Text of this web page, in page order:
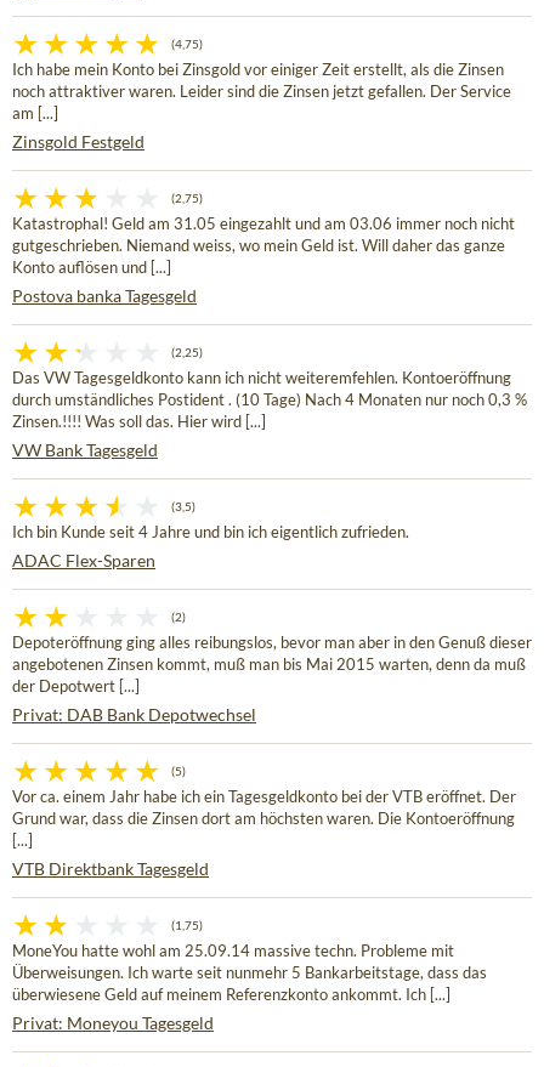
(4,75)
Ich habe mein Konto bei Zinsgold vor einiger Zeit erstellt, als die Zinsen
noch attraktiver waren. Leider sind die Zinsen jetzt gefallen. Der Service
am [...]
Zinsgold Festgeld
(2,75)
Katastrophal! Geld am 31.05 eingezahlt und am 03.06 immer noch nicht
gutgeschrieben. Niemand weiss, wo mein Geld ist. Will daher das ganze
Konto auflösen und [...]
Postova banka Tagesgeld
(2,25)
Das VW Tagesgeldkonto kann ich nicht weiteremfehlen. Kontoeröffnung
durch umständliches Postident . (10 Tage) Nach 4 Monaten nur noch 0,3 %
Zinsen.!!!! Was soll das. Hier wird [...]
VW Bank Tagesgeld
(3,5)
Ich bin Kunde seit 4 Jahre und bin ich eigentlich zufrieden.
ADAC Flex-Sparen
(2)
Depoteröffnung ging alles reibungslos, bevor man aber in den Genuß dieser
angebotenen Zinsen kommt, muß man bis Mai 2015 warten, denn da muß
der Depotwert [...]
Privat: DAB Bank Depotwechsel
(5)
Vor ca. einem Jahr habe ich ein Tagesgeldkonto bei der VTB eröffnet. Der
Grund war, dass die Zinsen dort am höchsten waren. Die Kontoeröffnung
[...]
VTB Direktbank Tagesgeld
(1,75)
MoneYou hatte wohl am 25.09.14 massive techn. Probleme mit
Überweisungen. Ich warte seit nunmehr 5 Bankarbeitstage, dass das
überwiesene Geld auf meinem Referenzkonto ankommt. Ich [...]
Privat: Moneyou Tagesgeld